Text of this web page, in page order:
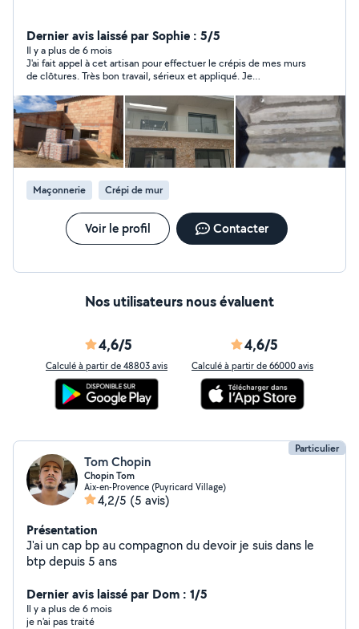
Dernier avis laissé par Sophie : 5/5
Il y a plus de 6 mois
J'ai fait appel à cet artisan pour effectuer le crépis de mes murs
de clôtures. Très bon travail, sérieux et appliqué. Je
Maçonnerie Crépi de mur
Voir le profil Contacter
Nos utilisateurs nous évaluent
4,6/5
Calculé à partir de 48803 avis
4,6/5
Calculé à partir de 66000 avis
Particulier
Tom Chopin
Chopin Tom
Aix-en-Provence (Puyricard Village)
4,2/5 (5 avis)
Présentation
J'ai un cap bp au compagnon du devoir je suis dans le
btp depuis 5 ans
Dernier avis laissé par Dom : 1/5
Il y a plus de 6 mois
je n'ai pas traité